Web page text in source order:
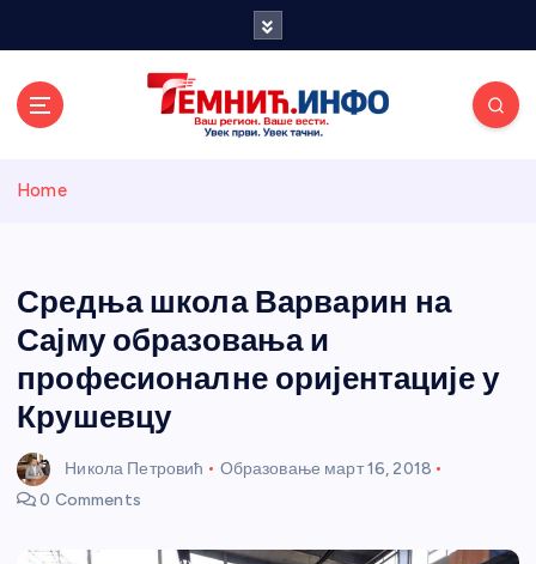
и портал
Home
Средња школа Варварин на
Сајму образовања и
професионалне оријентације у
Крушевцу
Никола Петровић Образовање март 16, 2018
0 Comments